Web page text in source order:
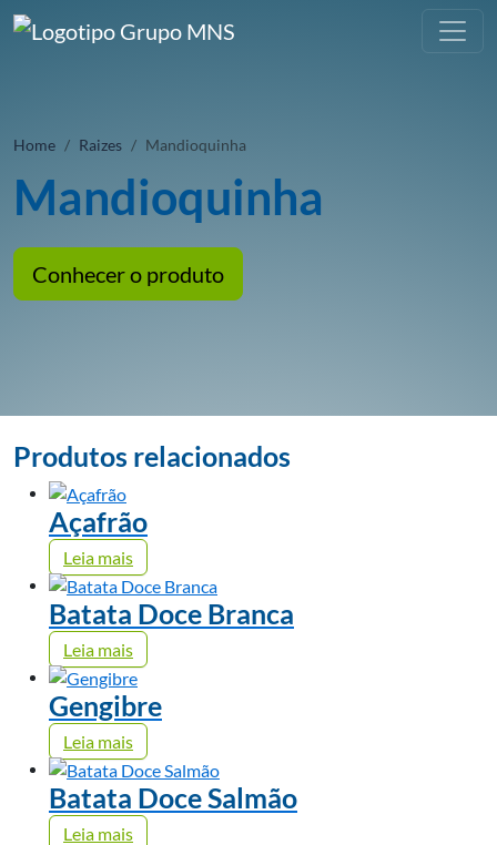
Home Raizes Mandioquinha
Mandioquinha
Conhecer o produto
Produtos relacionados
Açafrão
Leia mais
Batata Doce Branca
Leia mais
Gengibre
Leia mais
Batata Doce Salmão
Leia mais